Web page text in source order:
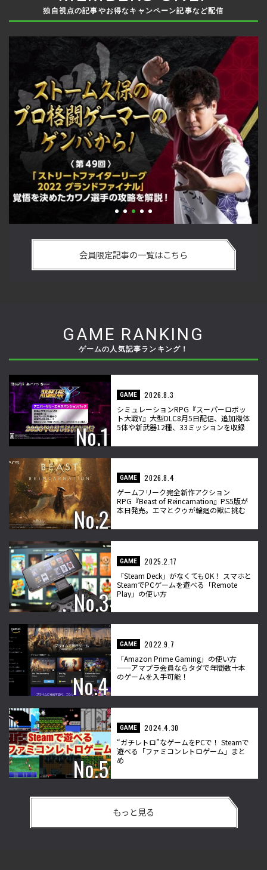
独自視点の記事やお得なキャンペーン記事など配信
悟を決めたカワノ選手の攻略を解説！【ストーム久保のプロ
格闘ゲーマーのゲンバから！ 第49回】
会員限定記事の一覧はこちら
GAME RANKING
ゲームの人気記事ランキング！
GAME
2026.8.3
シミュレーションRPG『スーパーロボッ
ト大戦Y』大型DLC8月5日配信、追加機体
5体や新武器12種、33ミッションを収録
GAME
2026.8.4
ゲームフリーク完全新作アクション
RPG『Beast of Reincarnation』PS5版が
本日発売。エマとクゥが輪廻の獣に挑む
GAME
2025.2.17
「Steam Deck」がなくてもOK！ スマホと
SteamでPCゲームを遊べる「Remote
Play」の使い方
GAME
2022.9.7
「Amazon Prime Gaming」の使い方
──アマプラ会員ならタダで年間数十本
のゲームを入手可能！
GAME
2024.4.30
“ガチレトロ”なゲームをPCで！ Steamで
遊べる「ファミコンレトロゲーム」まと
め
もっと見る